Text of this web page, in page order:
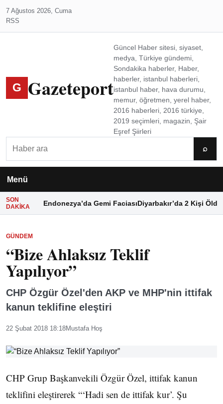
7 Ağustos 2026, Cuma
RSS
G Gazeteport
Güncel Haber sitesi, siyaset,
medya, Türkiye gündemi,
Sondakika haberler, Haber,
haberler, istanbul haberleri,
istanbul haber, hava durumu,
memur, öğretmen, yerel haber,
2016 haberleri, 2016 türkiye,
2019 seçimleri, magazin, Şair
Eşref Şiirleri
⌕
Menü
SON
DAKIKA
Endonezya’da Gemi FaciasıDiyarbakır’da 2 Kişi Öldü
GÜNDEM
“Bize Ahlaksız Teklif
Yapılıyor”
CHP Özgür Özel'den AKP ve MHP'nin ittifak
kanun teklifine eleştiri
22 Şubat 2018 18:18Mustafa Hoş
CHP Grup Başkanvekili Özgür Özel, ittifak kanun
teklifini eleştirerek “‘Hadi sen de ittifak kur’. Şu